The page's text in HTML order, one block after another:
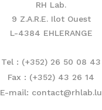
RH Lab.
9 Z.A.R.E. Ilot Ouest
L-4384 EHLERANGE
Tel : (+352) 26 50 08 43
Fax : (+352) 43 26 14
E-mail: contact@rhlab.lu